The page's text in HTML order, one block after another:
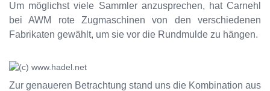
Um möglichst viele Sammler anzusprechen, hat Carnehl
bei AWM rote Zugmaschinen von den verschiedenen
Fabrikaten gewählt, um sie vor die Rundmulde zu hängen.
Zur genaueren Betrachtung stand uns die Kombination aus